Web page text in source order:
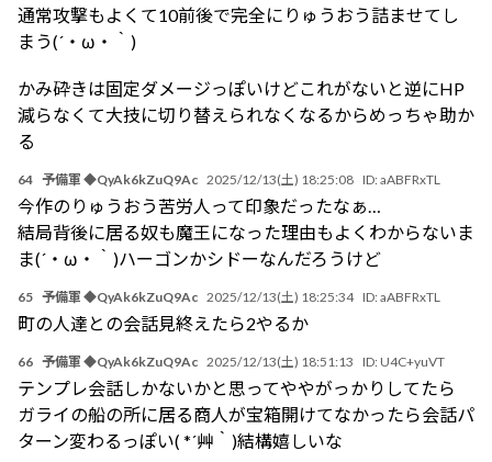
通常攻撃もよくて10前後で完全にりゅうおう詰ませてし
まう(´・ω・｀)
かみ砕きは固定ダメージっぽいけどこれがないと逆にHP
減らなくて大技に切り替えられなくなるからめっちゃ助か
る
64 予備軍 ◆QyAk6kZuQ9Ac 2025/12/13(土) 18:25:08 ID:aABFRxTL
今作のりゅうおう苦労人って印象だったなぁ…
結局背後に居る奴も魔王になった理由もよくわからないま
ま(´・ω・｀)ハーゴンかシドーなんだろうけど
65 予備軍 ◆QyAk6kZuQ9Ac 2025/12/13(土) 18:25:34 ID:aABFRxTL
町の人達との会話見終えたら2やるか
66 予備軍 ◆QyAk6kZuQ9Ac 2025/12/13(土) 18:51:13 ID: U4C+yuVT
テンプレ会話しかないかと思ってややがっかりしてたら
ガライの船の所に居る商人が宝箱開けてなかったら会話パ
ターン変わるっぽい( *´艸｀)結構嬉しいな